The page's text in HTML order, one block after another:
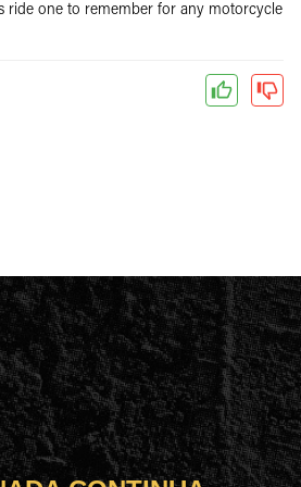
ride one to remember for any motorcycle